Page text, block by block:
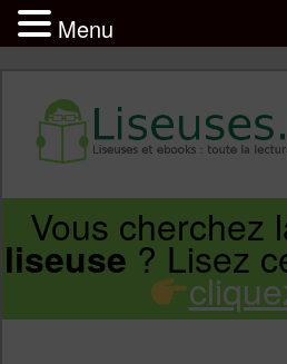
Infos sur les
Vivlio, Pocketbook
Aller
Aller
Vous cherchez
liseuse? Lisez
Menu